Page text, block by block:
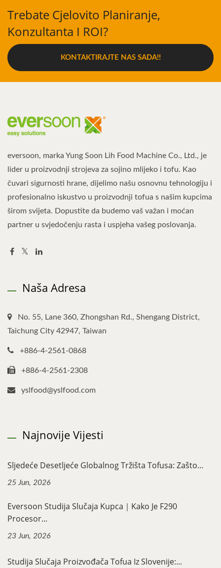
Trebate Cjelovito Planiranje,
Konzultanta I ROI?
KONTAKTIRAJTE NAS SADA!!
eversoon, marka Yung Soon Lih Food Machine Co., Ltd., je
lider u proizvodnji strojeva za sojino mlijeko i tofu. Kao
čuvari sigurnosti hrane, dijelimo našu osnovnu tehnologiju i
profesionalno iskustvo u proizvodnji tofua s našim kupcima
širom svijeta. Dopustite da budemo vaš važan i moćan
partner u svjedočenju rasta i uspjeha vašeg poslovanja.
Naša Adresa
No. 55, Lane 360, Zhongshan Rd., Shengang District,
Taichung City 42947, Taiwan
+886-4-2561-0868
+886-4-2561-2308
yslfood@yslfood.com
Najnovije Vijesti
Sljedeće Desetljeće Globalnog Tržišta Tofusa: Zašto...
25 Jun, 2026
Eversoon Studija Slučaja Kupca｜Kako Je F290
Procesor...
23 Jun, 2026
Studija Slučaja Proizvođača Tofua Iz Slovenije:...